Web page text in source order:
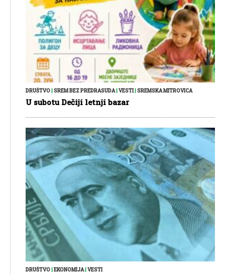
DRUŠTVO SREM BEZ PREDRASUDA| VESTI| SREMSKA MITROVICA
U subotu Dečiji letnji bazar
DRUŠTVO|EKONOMIJA|VESTI